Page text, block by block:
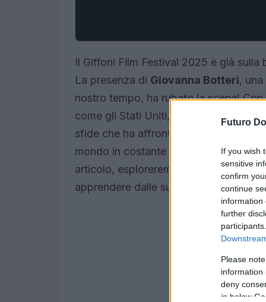
Futuro
If you wish
sensitive
confirm
continue
information
further
Please
information
deny
in below
Il Giffoni Film Festival 2025 è già
La presenza di Giovanna Botteri,
nostro tempo, ha rubato la scena!
come gli Stati Uniti, la Francia e la
sfide che ha affrontato nel suo lavoro,
mondo in costante cambiamento.
articolo, esploreremo i momenti
apprendere dalle sue storie